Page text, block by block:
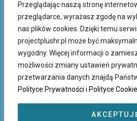
Przeglądając naszą stronę
przeglądarce, wyrażasz zgodę na
nas plików cookies. Dzięki temu
projectplushr.pl może być
wygodny. Więcej informacji o
możliwości zmiany ustawień
przetwarzania danych znajdą
Polityce Prywatności i Polityce
Region Piotrków Trybunalski:
+48 511 057 121
Nasi rekruterzy mówią w języku
oraz angielskim.